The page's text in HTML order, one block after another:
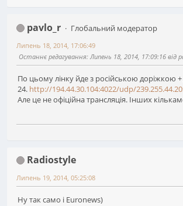
pavlo_r
Глобальний модератор
Липень 18, 2014, 17:06:49
Останнє редагування: Липень 18, 2014, 17:09:16 від
По цьому лінку йде з російською доріжкою +
24. http://194.44.30.104:4022/udp/
Але це не офіційна трансляція. Інших
Radiostyle
Липень 19, 2014, 05:25:08
Ну так само і Euronews)